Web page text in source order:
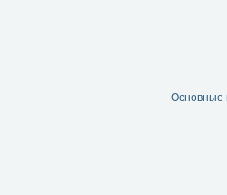
Основные